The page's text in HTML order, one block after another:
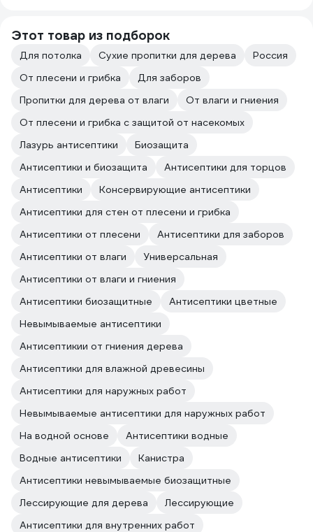
Этот товар из подборок
Для потолка Сухие пропитки для дерева
Россия
От плесени и грибка
Для заборов
Пропитки для дерева от влаги
От влаги и гниения
От плесени и грибка с защитой от насекомых
Лазурь антисептики
Биозащита
Антисептики и биозащита
Антисептики для торцов
Антисептики
Консервирующие антисептики
Антисептики для стен от плесени и грибка
Антисептики от плесени
Антисептики для заборов
Антисептики от влаги
Универсальная
Антисептики от влаги и гниения
Антисептики биозащитные
Антисептики цветные
Невымываемые антисептики
Антисептикии от гниения дерева
Антисептики для влажной древесины
Антисептики для наружных работ
Невымываемые антисептики для наружных работ
На водной основе
Антисептики водные
Водные антисептики
Канистра
Антисептики невымываемые биозащитные
Лессирующие для дерева
Лессирующие
Антисептики для внутренних работ